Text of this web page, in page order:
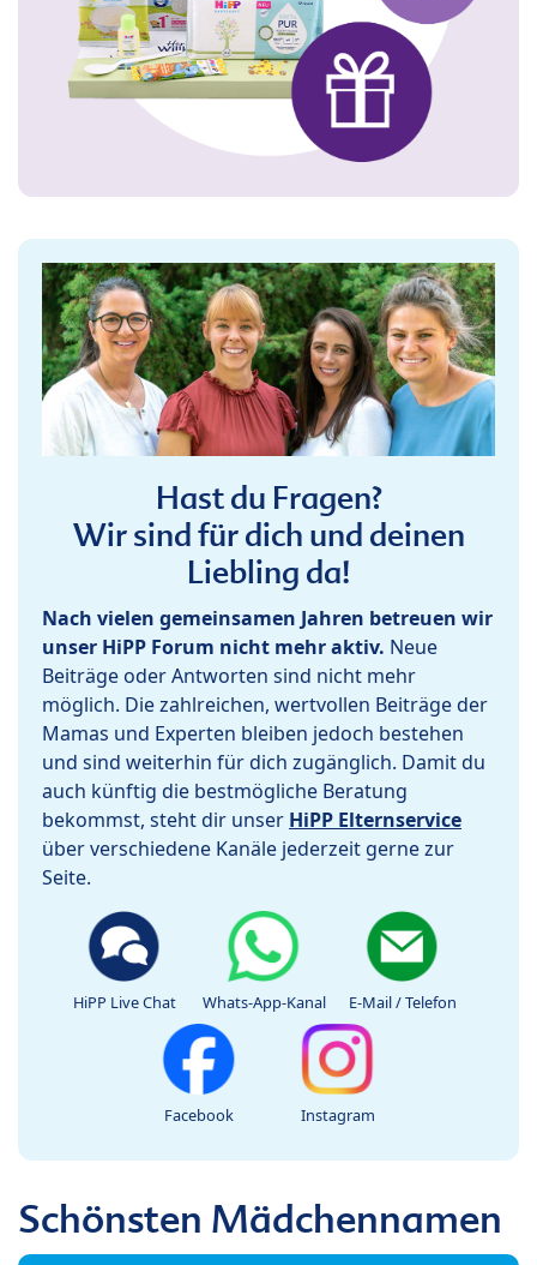
Hast du Fragen?
Wir sind für dich und deinen
Liebling da!
Nach vielen gemeinsamen Jahren betreuen wir
unser HiPP Forum nicht mehr aktiv. Neue
Beiträge oder Antworten sind nicht mehr
möglich. Die zahlreichen, wertvollen Beiträge der
Mamas und Experten bleiben jedoch bestehen
und sind weiterhin für dich zugänglich. Damit du
auch künftig die bestmögliche Beratung
bekommst, steht dir unser HiPP Elternservice
über verschiedene Kanäle jederzeit gerne zur
Seite.
HiPP Live Chat Whats-App-Kanal E-Mail / Telefon
Facebook Instagram
Schönsten Mädchennamen